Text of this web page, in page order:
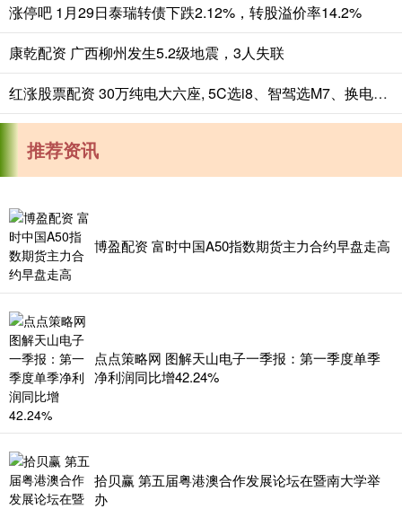
涨停吧 1月29日泰瑞转债下跌2.12%，转股溢价率14.2%
康乾配资 广西柳州发生5.2级地震，3人失联
红涨股票配资 30万纯电大六座, 5C选i8、智驾选M7、换电选L90、闪充选唐L
推荐资讯
博盈配资 富时中国A50指数期货主力合约早盘走高
点点策略网 图解天山电子一季报：第一季度单季
净利润同比增42.24%
拾贝赢 第五届粤港澳合作发展论坛在暨南大学举
办